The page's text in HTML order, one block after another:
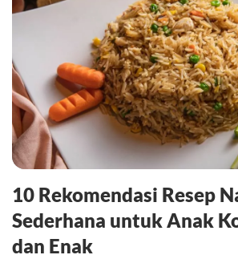
10 Rekomendasi Resep
Sederhana untuk Anak
dan Enak